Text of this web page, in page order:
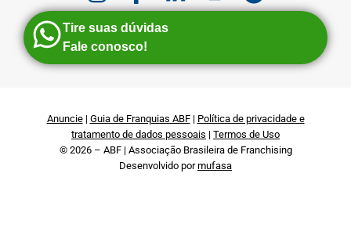
Tire suas dúvidas
Fale conosco!
Anuncie| Guia de Franquias ABF| Política de privacidade e
tratamento de dados pessoais | Termos de Uso
© 2026 – ABF | Associação Brasileira de Franchising
Desenvolvido pormufasa